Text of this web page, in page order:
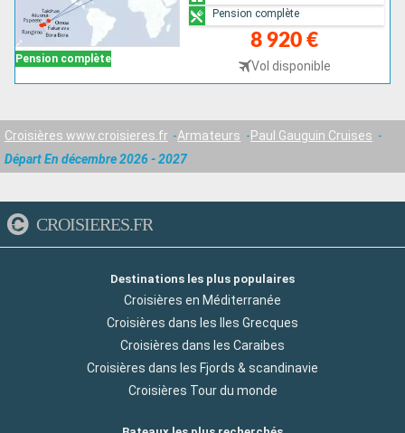
Pension complète
8 920 €
Vol disponible
Pension complète
Croisières www.croisieres.fr Armateurs
Paul Gauguin Cruises
Départ En décembre 2026 - 2027
CROISIERES.FR
Destinations les plus populaires
Croisières en Méditerranée
Croisières dans les Iles Grecques
Croisières dans les Caraibes
Croisières dans les Fjords & scandinavie
Croisières Tour du monde